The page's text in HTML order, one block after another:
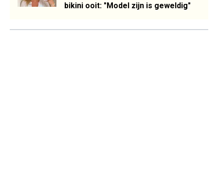
bikini ooit: "Model zijn is geweldig"